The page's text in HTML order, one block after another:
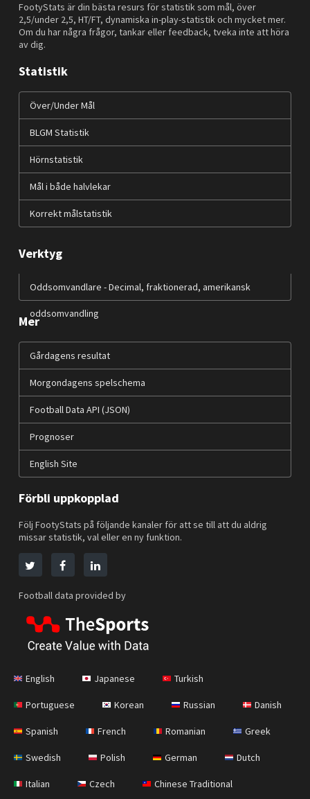
FootyStats är din bästa resurs för statistik som mål, över
2,5/under 2,5, HT/FT, dynamiska in-play-statistik och mycket mer.
Om du har några frågor, tankar eller feedback, tveka inte att höra
av dig.
Statistik
Över/Under Mål
BLGM Statistik
Hörnstatistik
Mål i både halvlekar
Korrekt målstatistik
Verktyg
Oddsomvandlare - Decimal, fraktionerad, amerikansk
oddsomvandling
Mer
Gårdagens resultat
Morgondagens spelschema
Football Data API (JSON)
Prognoser
English Site
Förbli uppkopplad
Följ FootyStats på följande kanaler för att se till att du aldrig
missar statistik, val eller en ny funktion.
Football data provided by
English Japanese Turkish
Portuguese Korean Russian Danish
Spanish French Romanian Greek
Swedish Polish German Dutch
Italian Czech Chinese Traditional